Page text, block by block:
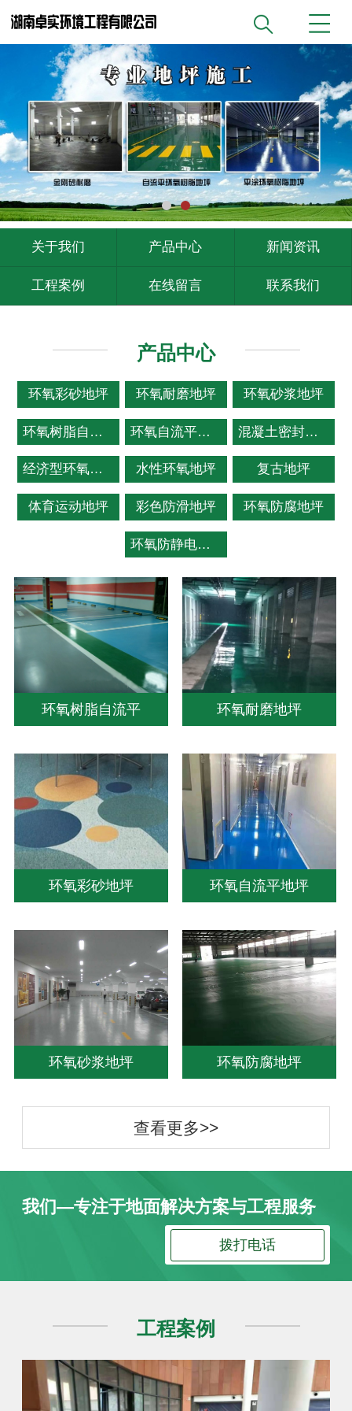
关于我们 产品中心 新闻资讯
工程案例 在线留言 联系我们
产品中心
环氧彩砂地坪 环氧耐磨地坪 环氧砂浆地坪
环氧树脂自流平 环氧自流平地坪 混凝土密封固化剂
经济型环氧薄涂地坪 水性环氧地坪 复古地坪
体育运动地坪 彩色防滑地坪 环氧防腐地坪
环氧防静电地坪
环氧树脂自流平 环氧耐磨地坪
环氧彩砂地坪 环氧自流平地坪
环氧砂浆地坪 环氧防腐地坪
查看更多>>
我们—专注于地面解决方案与工程服务
拨打电话
工程案例